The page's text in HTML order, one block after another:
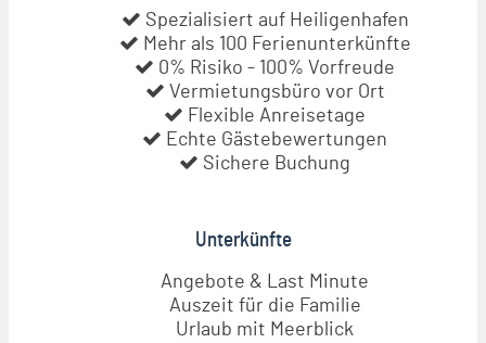
Spezialisiert auf Heiligenhafen
Mehr als 100 Ferienunterkünfte
0% Risiko - 100% Vorfreude
Vermietungsbüro vor Ort
Flexible Anreisetage
Echte Gästebewertungen
Sichere Buchung
Unterkünfte
Angebote & Last Minute
Auszeit für die Familie
Urlaub mit Meerblick